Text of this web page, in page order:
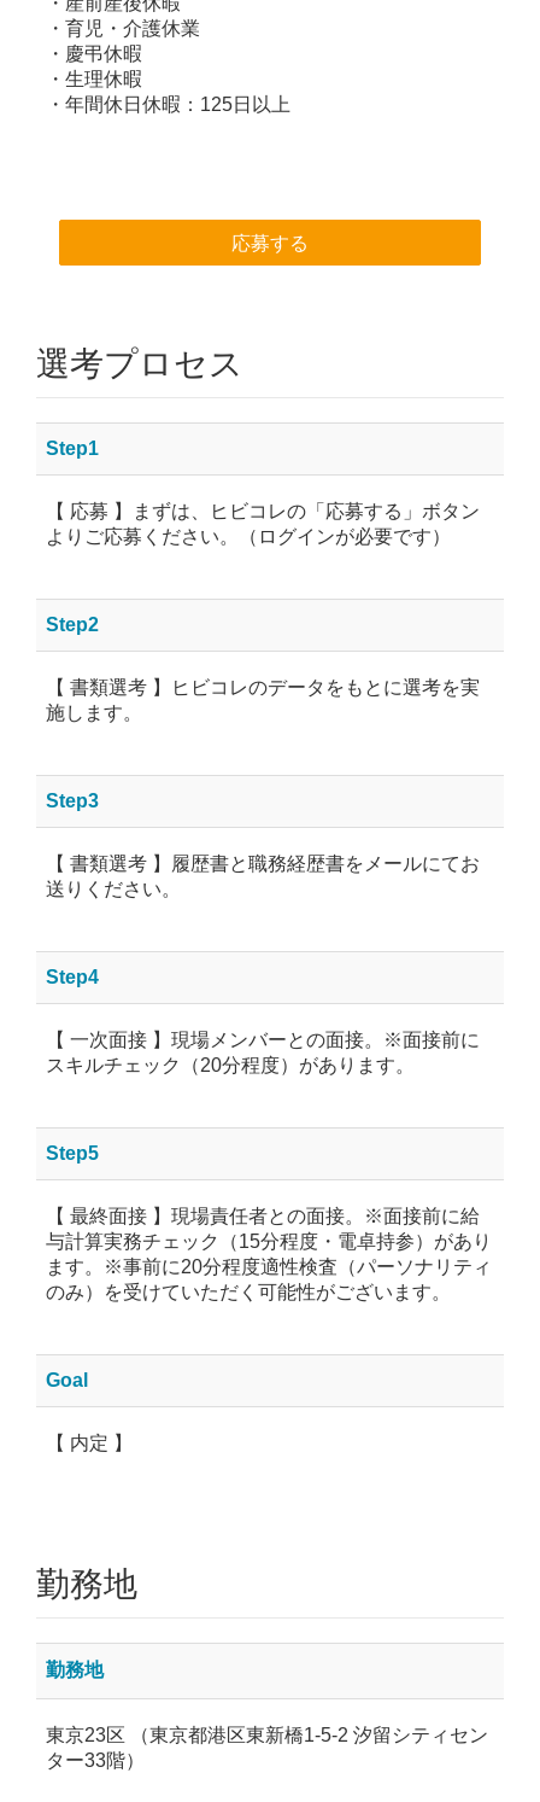
・育児・介護休業
・慶弔休暇
・生理休暇
・年間休日休暇：125日以上
応募する
選考プロセス
Step1
【 応募 】まずは、ヒビコレの「応募する」ボタン
よりご応募ください。（ログインが必要です）
Step2
【 書類選考 】ヒビコレのデータをもとに選考を実
施します。
Step3
【 書類選考 】履歴書と職務経歴書をメールにてお
送りください。
Step4
【 一次面接 】現場メンバーとの面接。※面接前に
スキルチェック（20分程度）があります。
Step5
【 最終面接 】現場責任者との面接。※面接前に給
与計算実務チェック（15分程度・電卓持参）があり
ます。※事前に20分程度適性検査（パーソナリティ
のみ）を受けていただく可能性がございます。
Goal
【 内定 】
勤務地
勤務地
東京23区 （東京都港区東新橋1-5-2 汐留シティセン
ター33階）